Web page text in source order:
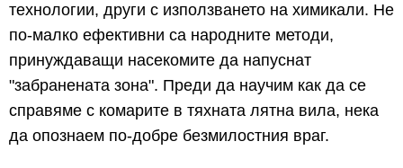
технологии, други с използването на химикали. Не
по-малко ефективни са народните методи,
принуждаващи насекомите да напуснат
"забранената зона". Преди да научим как да се
справяме с комарите в тяхната лятна вила, нека
да опознаем по-добре безмилостния враг.